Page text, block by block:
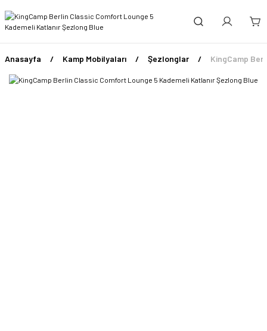
Anasayfa Kamp Mobilyaları Şezlonglar KingCamp